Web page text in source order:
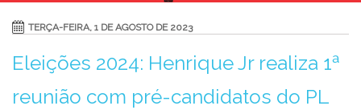
TERÇA-FEIRA, 1 DE AGOSTO DE 2023
Eleições 2024: Henrique Jr realiza 1ª
reunião com pré-candidatos do PL